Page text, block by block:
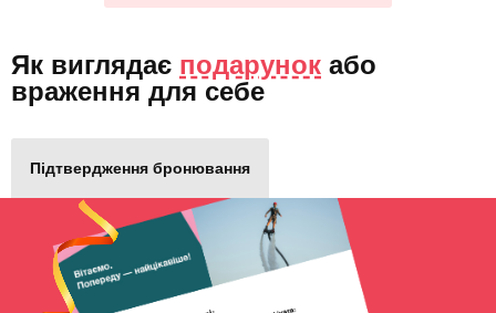
Як виглядає подарунок або
враження для себе
Підтвердження бронювання